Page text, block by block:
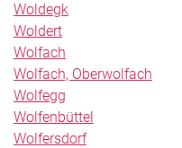
Woldegk
Woldert
Wolfach
Wolfach, Oberwolfach
Wolfegg
Wolfenbüttel
Wolfersdorf